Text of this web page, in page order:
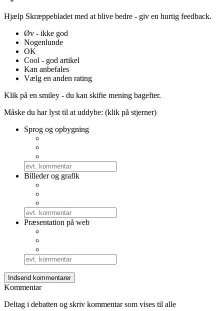
Hjælp Skræppebladet med at blive bedre - giv en hurtig feedback.
Øv - ikke god
Nogenlunde
OK
Cool - god artikel
Kan anbefales
Vælg en anden rating
Klik på en smiley - du kan skifte mening bagefter.
Måske du har lyst til at uddybe: (klik på stjerner)
Sprog og opbygning
Billeder og grafik
Præsentation på web
Kommentar
Deltag i debatten og skriv kommentar som vises til alle